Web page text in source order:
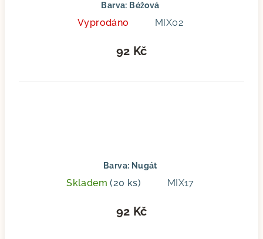
Barva: Béžová
Vyprodáno MIX02
92 Kč
Barva: Nugát
Skladem(20 ks) MIX17
92 Kč